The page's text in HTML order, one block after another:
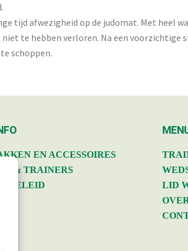
tijd afwezigheid op de judomat. Met heel
te hebben verloren. Na een voorzichtige
schoppen.
EN ACCESSOIRES
& TRAINERS
LID